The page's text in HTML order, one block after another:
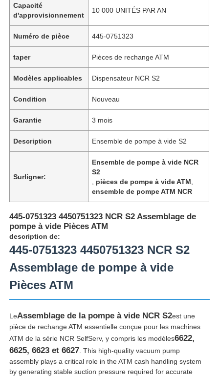
Capacité
d'approvisionnement
10 000 UNITÉS PAR AN
Numéro de pièce 445-0751323
taper Pièces de rechange ATM
Modèles applicables Dispensateur NCR S2
Condition Nouveau
Garantie 3 mois
Description Ensemble de pompe à vide S2
Surligner:
Ensemble de pompe à vide NCR
S2
pièces de pompe à vide ATM
ensemble de pompe ATM NCR
445-0751323 4450751323 NCR S2 Assemblage de
pompe à vide Pièces ATM
description de:
445-0751323 4450751323 NCR S2
Assemblage de pompe à vide
Pièces ATM
LeAssemblage de la pompe à vide NCR S2est une
pièce de rechange ATM essentielle conçue pour les machines
ATM de la série NCR SelfServ, y compris les modèles6622,
6625, 6623 et 6627 . This high-quality vacuum pump
assembly plays a critical role in the ATM cash handling system
by generating stable suction pressure required for accurate